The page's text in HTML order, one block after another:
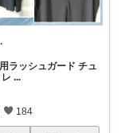
ラッシュガード チュ
...
184